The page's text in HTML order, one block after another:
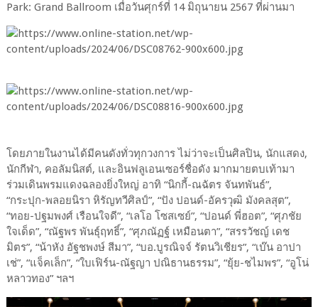
Park: Grand Ballroom เมื่อวันศุกร์ที่ 14 มิถุนายน 2567 ที่ผ่านมา
โดยภายในงานได้มีคนดังทั่วทุกวงการ ไม่ว่าจะเป็นศิลปิน, นักแสดง,
นักกีฬา, คอลัมนิสต์, และอินฟลูเอนเซอร์ชื่อดัง มากมายตบเท้ามา
ร่วมเดินพรมแดงฉลองยิ่งใหญ่ อาทิ “นิกกี้-ณฉัตร จันทพันธ์”,
“กระปุก-พลอยนิรา หิรัญทวีศิลป์”, “ปัง ปอนด์-อัครวุฒิ มังคลสุต”,
“ทอย-ปฐมพงศ์ เรือนใจดี”, “เลโอ โซสเซย์”, “ปอนด์ พี่ฮอต”, “ศุภชัย
ใจเด็ด”, “ณัฐพร พันธุ์ฤทธิ์”, “ศุภณัฏฐ์ เหมือนตา”, “สรรวัชญ์ เดช
มิตร”, “น้าหัง อัฐชพงษ์ สีมา”, “บอ.บูรณิจจ์ รัตนวิเชียร”, “เบ๊น อาปา
เช่”, “แจ็คเล็ก”, “ใบเฟิร์น-ณัฐญา ปณิธานธรรม”, “ยุ้ย-ชไมพร”, “อูโน่
หลาวทอง” ฯลฯ